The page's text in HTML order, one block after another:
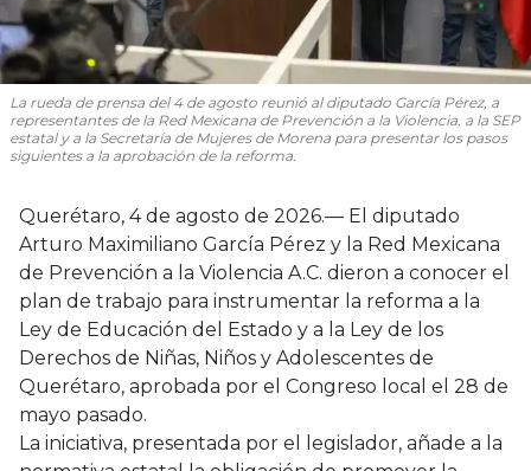
La rueda de prensa del 4 de agosto reunió al diputado García Pérez, a
representantes de la Red Mexicana de Prevención a la Violencia, a la SEP
estatal y a la Secretaría de Mujeres de Morena para presentar los pasos
siguientes a la aprobación de la reforma.
Querétaro, 4 de agosto de 2026.— El diputado
Arturo Maximiliano García Pérez y la Red Mexicana
de Prevención a la Violencia A.C. dieron a conocer el
plan de trabajo para instrumentar la reforma a la
Ley de Educación del Estado y a la Ley de los
Derechos de Niñas, Niños y Adolescentes de
Querétaro, aprobada por el Congreso local el 28 de
mayo pasado.
La iniciativa, presentada por el legislador, añade a la